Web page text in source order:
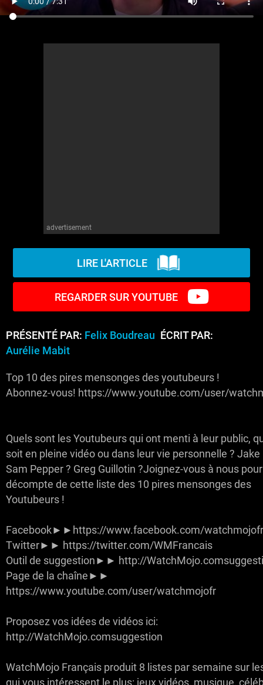
Culture pop
advertisement
LIRE L'ARTICLE
REGARDER SUR YOUTUBE
PRÉSENTÉ PAR: Felix Boudreau
ÉCRIT PAR:
Aurélie Mabit
Top 10 des pires mensonges des youtubeurs !
Abonnez-vous! https://www.youtube.com/user/
Quels sont les Youtubeurs qui ont menti à leur public,
soit en pleine vidéo ou dans leur vie personnelle ? Jake
Sam Pepper ? Greg Guillotin ?Joignez-vous à nous
décompte de cette liste des 10 pires mensonges des
Youtubeurs !
Facebook►►https://www.facebook.com/
Twitter►► https://twitter.com/WMFrancais
Outil de suggestion►► http://
Page de la chaîne►►
https://www.youtube.com/user/watchmojofr
Proposez vos idées de vidéos ici:
http://WatchMojo.comsuggestion
WatchMojo Français produit 8 listes par semaine sur
qui vous intéressent le plus: jeux vidéos, musique,